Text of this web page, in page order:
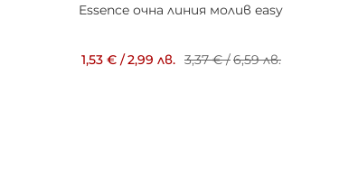
Essence очна линия молив easy
1,53 € /2,99 лв. 3,37 €/6,59 лв.